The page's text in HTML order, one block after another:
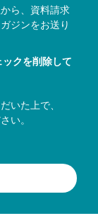
ら、資料請求
ジンをお送り
クを削除して
いた上で、
い。